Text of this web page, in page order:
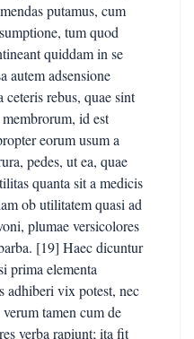
putamus, cum
tum quod
quiddam in se
autem adsensione
ceteris rebus, quae sint
id est
eorum usum a
pedes, ut ea, quae
quanta sit a medicis
ob utilitatem quasi ad
plumae versicolores
[19] Haec dicuntur
prima elementa
adhiberi vix potest, nec
tamen cum de
verba rapiunt; ita fit